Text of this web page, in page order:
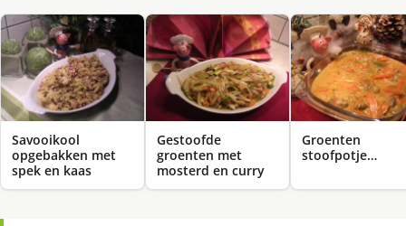
Savooikool
opgebakken met
spek en kaas
Gestoofde
groenten met
mosterd en curry
Groenten
stoofpotje…